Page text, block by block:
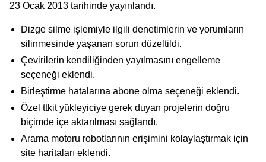
23 Ocak 2013 tarihinde yayınlandı.
Dizge silme işlemiyle ilgili denetimlerin ve yorumların
silinmesinde yaşanan sorun düzeltildi.
Çevirilerin kendiliğinden yayılmasını engelleme
seçeneği eklendi.
Birleştirme hatalarına abone olma seçeneği eklendi.
Özel ttkit yükleyiciye gerek duyan projelerin doğru
biçimde içe aktarılması sağlandı.
Arama motoru robotlarının erişimini kolaylaştırmak için
site haritaları eklendi.